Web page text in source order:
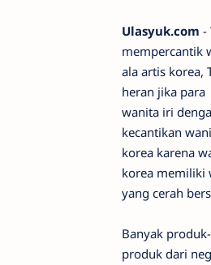
Ulasyuk.com -
mempercantik
ala artis korea,
heran jika para
wanita iri
kecantikan
korea karena
korea memiliki
yang cerah
Banyak produk-
produk dari